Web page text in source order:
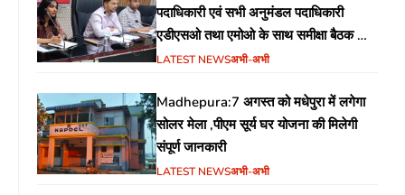
पदाधिकारी एवं सभी अनुमंडल पदाधिकारी
एडीएसओ तथा एमोओ के साथ समीक्षा बैठक का
आयोजन
LATEST NEWSअभी-अभी
Madhepura:7 अगस्त को मधेपुरा में लगेगा
सोलर मेला ,पीएम सूर्य घर योजना की मिलेगी
संपूर्ण जानकारी
LATEST NEWSअभी-अभी